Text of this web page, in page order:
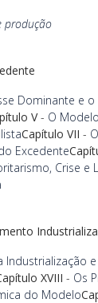
produção
Dominante e o
V- O
Capítulo VII -
Excedente
Crise e
Industrialização
XVIII - Os
do Modelo